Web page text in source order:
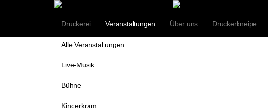
Druckerei Veranstaltungen Über uns Druckerkneipe
Themen
Alle Veranstaltungen
Live-Musik
Bühne
Kinderkram